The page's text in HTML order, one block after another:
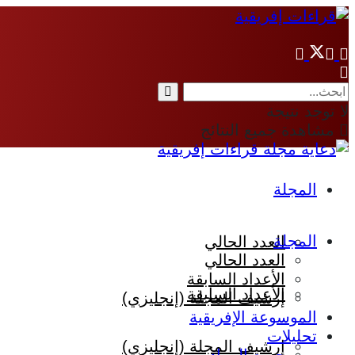
لا توجد نتيجة
مشاهدة جميع النتائج
المجلة
العدد الحالي
الأعداد السابقة
إرشيف المجلة (إنجليزي)
المجلة
العدد الحالي
الأعداد السابقة
إرشيف المجلة (إنجليزي)
الموسوعة الإفريقية
تحليلات